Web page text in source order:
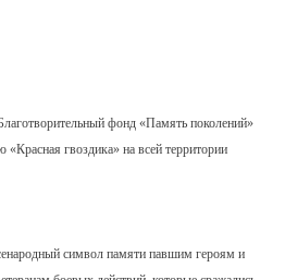
фонд «Память поколений»
гвоздика» на всей территории
символ памяти павшим героям и